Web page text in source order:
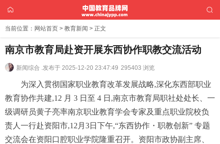
当前位置： 网站首页 > 教育新闻 > 正文
南京市教育局赴资开展东西协作职教交流活动
新闻综合 .发布于 2025-12-20 23:47:49 295403 浏览
为深入贯彻国家职业教育改革发展战略,深化东西部职业
教育协作共建,12 月 3 日至 4 日,南京市教育局职社处处长、一
级调研员黄子亮率南京职业教育学会专家及重点职业院校负
责人一行赴资阳市,12月3日下午,“东西协作・职教创新” 专题
交流会在资阳口腔职业学院隆重召开。资阳市政协副主席、